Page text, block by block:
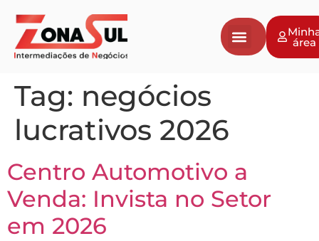
área
Tag: negócios
lucrativos 2026
Centro Automotivo a
Venda: Invista no Setor
em 2026